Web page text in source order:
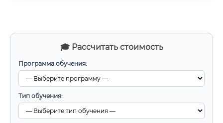
🎓 Рассчитать стоимость
Программа обучения:
Тип обучения: